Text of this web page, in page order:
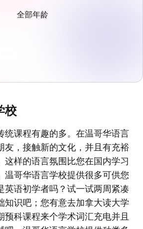
全部年龄
校
统课程有趣的多。在温哥华语言
友，接触新的文化，并且有充裕
这样的语言氛围比您在国内学习
温哥华语言学校提供很多可供您
英语初学者吗？试一试两周紧凑
知识吧；您有意去加拿大读大学
预科课程来个学术词汇充电并且